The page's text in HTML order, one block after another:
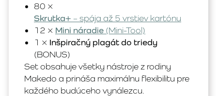
80 ×
Skrutka+ – spája až 5 vrstiev kartónu
12 × Mini náradie (Mini-Tool)
1 × Inšpiračný plagát do triedy
(BONUS)
Set obsahuje všetky nástroje z rodiny
Makedo a prináša maximálnu flexibilitu pre
každého budúceho vynálezcu.